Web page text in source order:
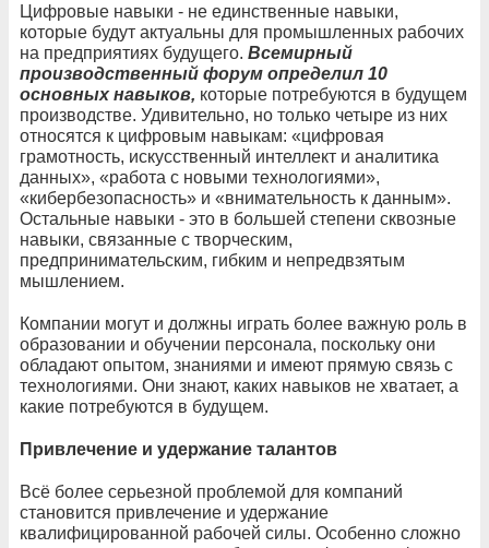
Цифровые навыки - не единственные навыки,
которые будут актуальны для промышленных рабочих
на предприятиях будущего. Всемирный
производственный форум определил 10
основных навыков, которые потребуются в будущем
производстве. Удивительно, но только четыре из них
относятся к цифровым навыкам: «цифровая
грамотность, искусственный интеллект и аналитика
данных», «работа с новыми технологиями»,
«кибербезопасность» и «внимательность к данным».
Остальные навыки - это в большей степени сквозные
навыки, связанные с творческим,
предпринимательским, гибким и непредвзятым
мышлением.
Компании могут и должны играть более важную роль в
образовании и обучении персонала, поскольку они
обладают опытом, знаниями и имеют прямую связь с
технологиями. Они знают, каких навыков не хватает, а
какие потребуются в будущем.
Привлечение и удержание талантов
Всё более серьезной проблемой для компаний
становится привлечение и удержание
квалифицированной рабочей силы. Особенно сложно